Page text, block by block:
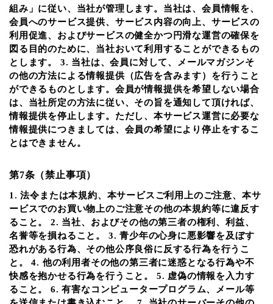
組み」に従い、当社が管理します。当社は、会員情報を、
会員へのサービス提供、サービス内容の向上、サービスの
利用促進、およびサービスの健全かつ円滑な運営の確保を
図る目的のために、当社おいて利用することができるもの
とします。 3. 当社は、会員に対して、メールマガジンそ
の他の方法による情報提供（広告を含みます）を行うこと
ができるものとします。会員が情報提供を希望しない場合
は、当社所定の方法に従い、その旨を通知して頂ければ、
情報提供を停止します。ただし、本サービス運営に必要な
情報提供につきましては、会員の希望により停止をするこ
とはできません。
第7条（禁止事項）
1. 法令または本規約、本サービスご利用上のご注意、本サ
ービスでのお買い物上のご注意その他の本規約等に違反す
ること。 2. 当社、およびその他の第三者の権利、利益、
名誉等を損ねること。 3. 青少年の心身に悪影響を及ぼす
恐れがある行為、その他公序良俗に反する行為を行うこ
と。 4. 他の利用者その他の第三者に迷惑となる行為や不
快感を抱かせる行為を行うこと。 5. 虚偽の情報を入力す
ること。 6. 有害なコンピュータープログラム、メール等